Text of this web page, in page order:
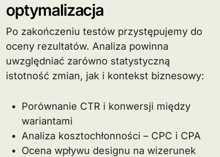
optymalizacja
Po zakończeniu testów przystępujemy do
oceny rezultatów. Analiza powinna
uwzględniać zarówno statystyczną
istotność zmian, jak i kontekst biznesowy:
Porównanie CTR i konwersji między
wariantami
Analiza kosztochłonności – CPC i CPA
Ocena wpływu designu na wizerunek